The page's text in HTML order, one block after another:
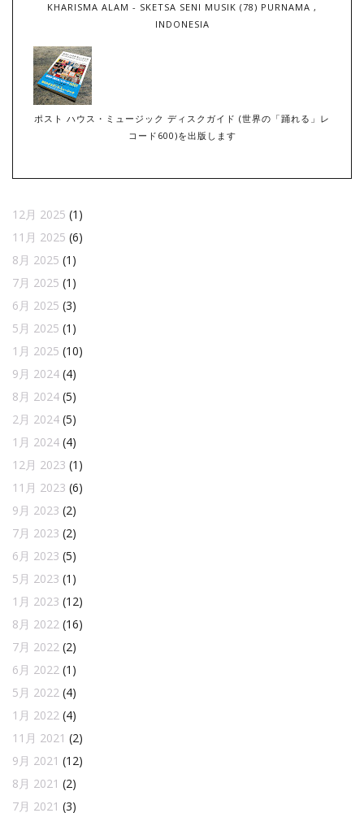
KHARISMA ALAM - SKETSA SENI MUSIK (78) PURNAMA ,
INDONESIA
ポスト ハウス・ミュージック ディスクガイド (世界の「踊れる」レ
コード600)を出版します
12月 2025 (1)
11月 2025 (6)
8月 2025 (1)
7月 2025 (1)
6月 2025 (3)
5月 2025 (1)
1月 2025 (10)
9月 2024 (4)
8月 2024 (5)
2月 2024 (5)
1月 2024 (4)
12月 2023 (1)
11月 2023 (6)
9月 2023 (2)
7月 2023 (2)
6月 2023 (5)
5月 2023 (1)
1月 2023 (12)
8月 2022 (16)
7月 2022 (2)
6月 2022 (1)
5月 2022 (4)
1月 2022 (4)
11月 2021 (2)
9月 2021 (12)
8月 2021 (2)
7月 2021 (3)